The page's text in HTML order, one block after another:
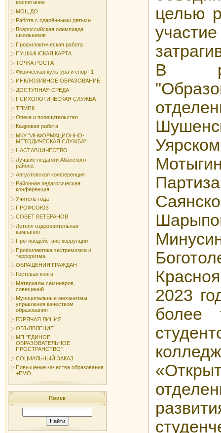
воспитание
МОЦ ДО
Работа с одарёнными детьми
Всероссийская олимпиада
школьников
Профилактическая работа
ПУШКИНСКАЯ КАРТА
ТОЧКА РОСТА
Физическая культура и спорт 1
ИНКЛЮЗИВНОЕ ОБРАЗОВАНИЕ
ДОСТУПНАЯ СРЕДА
ПСИХОЛОГИЧЕСКАЯ СЛУЖБА
ТПМПК
Опека и попечительство
Кадровая работа
МКУ "ИНФОРМАЦИОННО-
МЕТОДИЧЕСКАЯ СЛУЖБА"
НАСТАВНИЧЕСТВО
Лучшие педагоги Абанского
района
Августовская конференция
Районная педагогическая
конференция
Учитель года
ПРОФСОЮЗ
СОВЕТ ВЕТЕРАНОВ
Летняя оздоровительная
кампания
Противодействие коррупции
Профилактика экстремизма и
терроризма
ОБРАЩЕНИЯ ГРАЖДАН
Гостевая книга
Материалы семинаров,
совещаний
Муниципальные механизмы
управления качеством
образования
ГОРЯЧАЯ ЛИНИЯ
ОБЪЯВЛЕНИЕ
МП "ЕДИНОЕ
ОБРАЗОВАТЕЛЬНОЕ
ПРОСТРАНСТВО"
СОЦИАЛЬНЫЙ ЗАКАЗ
Повышение качества образования
+ЕМО
Поиск
целью
В
2023
более